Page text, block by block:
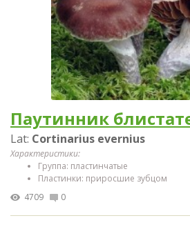
Паутинник
Lat: Cortinarius evernius
Характеристики:
Группа: пластинчатые
Пластинки: приросшие зубцом
4709
0